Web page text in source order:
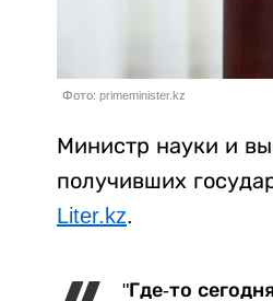
Фото: primeminister.kz
Министр науки и
получивших
Liter.kz.
"Где-то